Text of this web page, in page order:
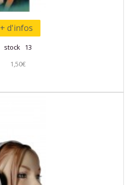
+ d'infos
stock 13
1,50€